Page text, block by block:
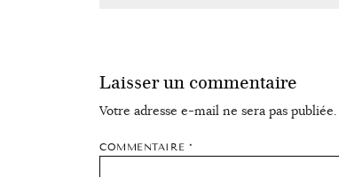
Laisser un commentaire
Votre adresse e-mail ne sera pas publiée.
COMMENTAIRE *